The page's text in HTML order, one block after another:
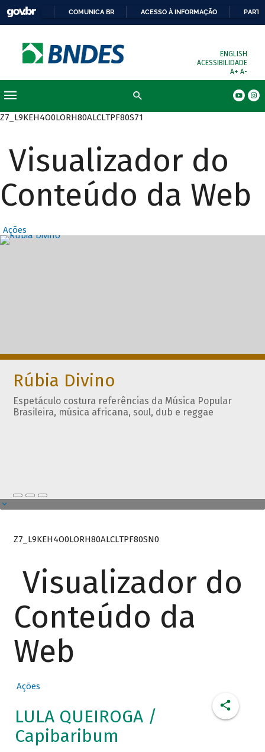
COMUNICA BR ACESSO À INFORMAÇÃO
ENGLISH
ACESSIBILIDADE
A+ A-
Z7_L9KEH4O0LORH80ALCLTPF80S71
Visualizador do
Conteúdo da Web
Ações
Destaques
Rúbia Divino
Espetáculo costura referências da Música Popular
Brasileira, música africana, soul, dub e reggae
Z7_L9KEH4O0LORH80ALCLTPF80SN0
Visualizador do
Conteúdo da
Web
Ações
LULA QUEIROGA /
Capibaribum